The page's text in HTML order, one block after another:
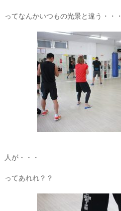
ってなんかいつもの光景と違う・・・
人が・・・
ってあれれ？？